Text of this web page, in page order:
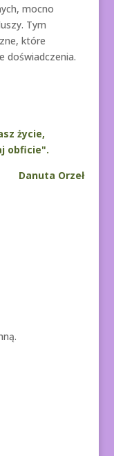
mocno
Tym
które
doświadczenia.
życie,
obficie".
Danuta Orzeł